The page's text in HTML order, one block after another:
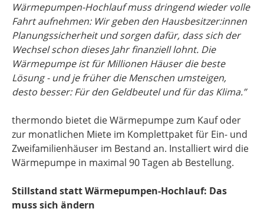
Wärmepumpen-Hochlauf muss dringend wieder volle
Fahrt aufnehmen: Wir geben den Hausbesitzer:innen
Planungssicherheit und sorgen dafür, dass sich der
Wechsel schon dieses Jahr finanziell lohnt. Die
Wärmepumpe ist für Millionen Häuser die beste
Lösung - und je früher die Menschen umsteigen,
desto besser: Für den Geldbeutel und für das Klima.”
thermondo bietet die Wärmepumpe zum Kauf oder
zur monatlichen Miete im Komplettpaket für Ein- und
Zweifamilienhäuser im Bestand an. Installiert wird die
Wärmepumpe in maximal 90 Tagen ab Bestellung.
Stillstand statt Wärmepumpen-Hochlauf: Das
muss sich ändern